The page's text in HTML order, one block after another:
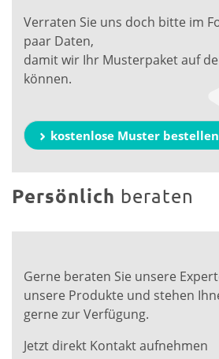
Verraten Sie uns doch bitte im
paar Daten,
damit wir Ihr Musterpaket auf
können.
kostenlose Muster bestellen
Persönlich beraten
Gerne beraten Sie unsere
unsere Produkte und stehen
gerne zur Verfügung.
Jetzt direkt Kontakt aufnehmen